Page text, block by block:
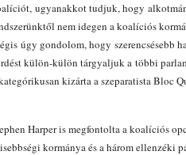
ugyanakkot tudjuk, hogy
nem idegen a koalíciós
úgy gondolom, hogy szerencsésebb
külön-külön tárgyaljuk a többi
kizárta a szeparatista Bloc
Harper is megfontolta a koalíciós
kormánya és a három ellenzéki